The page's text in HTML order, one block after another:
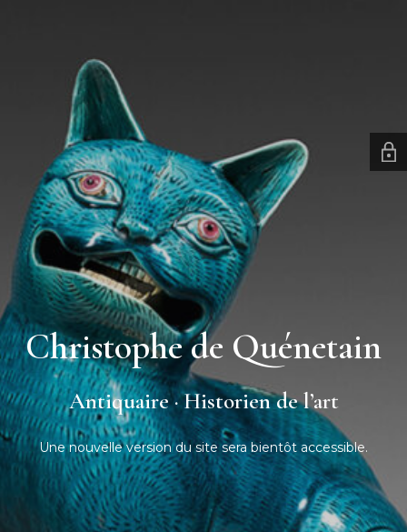
Christophe de Quénetain
Antiquaire · Historien de l’art
Une nouvelle version du site sera bientôt accessible.